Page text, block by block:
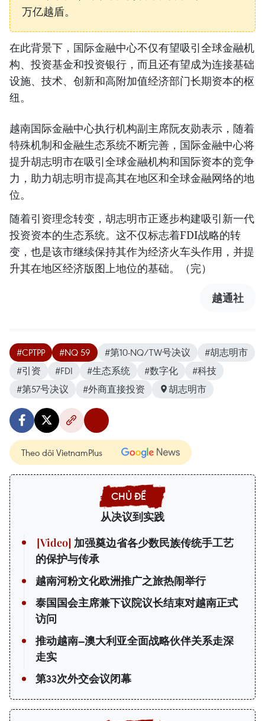
万亿越盾。
在此背景下，国际金融中心不仅有望吸引全球金融机
构、投资基金和投资银行，而且还有望成为连接基础
设施、技术、创新和高附加值经济部门长期资本的枢
纽。
越南国际金融中心执行机构副主席阮友勋表示，随着
特殊机制和金融生态系统不断完善，国际金融中心将
提升胡志明市在吸引全球金融机构和国际资本的竞争
力，助力胡志明市提高其在地区和全球金融网络的地
位。
随着引资理念转变，胡志明市正逐步构建吸引新一代
投资资本的生态系统。这不仅标志着FDI战略的转
变，也是该市继续保持其作为经济火车头作用，并提
升其在地区经济版图上地位的基础。（完）
越通社
#CPTPP #NQ 59 #第10-NQ/TW号决议
#胡志明市
#引资
#FDI #生态系统 #数字化
#科技
#第57号决议
#外商直接投资 胡志明市
Theo dõi VietnamPlus
从决议到实践
加强奠边省各少数民族传统手工艺
的保护与传承
越南河粉文化欧洲推广之旅热闹举行
泰国国会主席兼下议院议长结束对越南正式
访问
推动越南—澳大利亚全面战略伙伴关系走深
走实
第33次外交会议闭幕